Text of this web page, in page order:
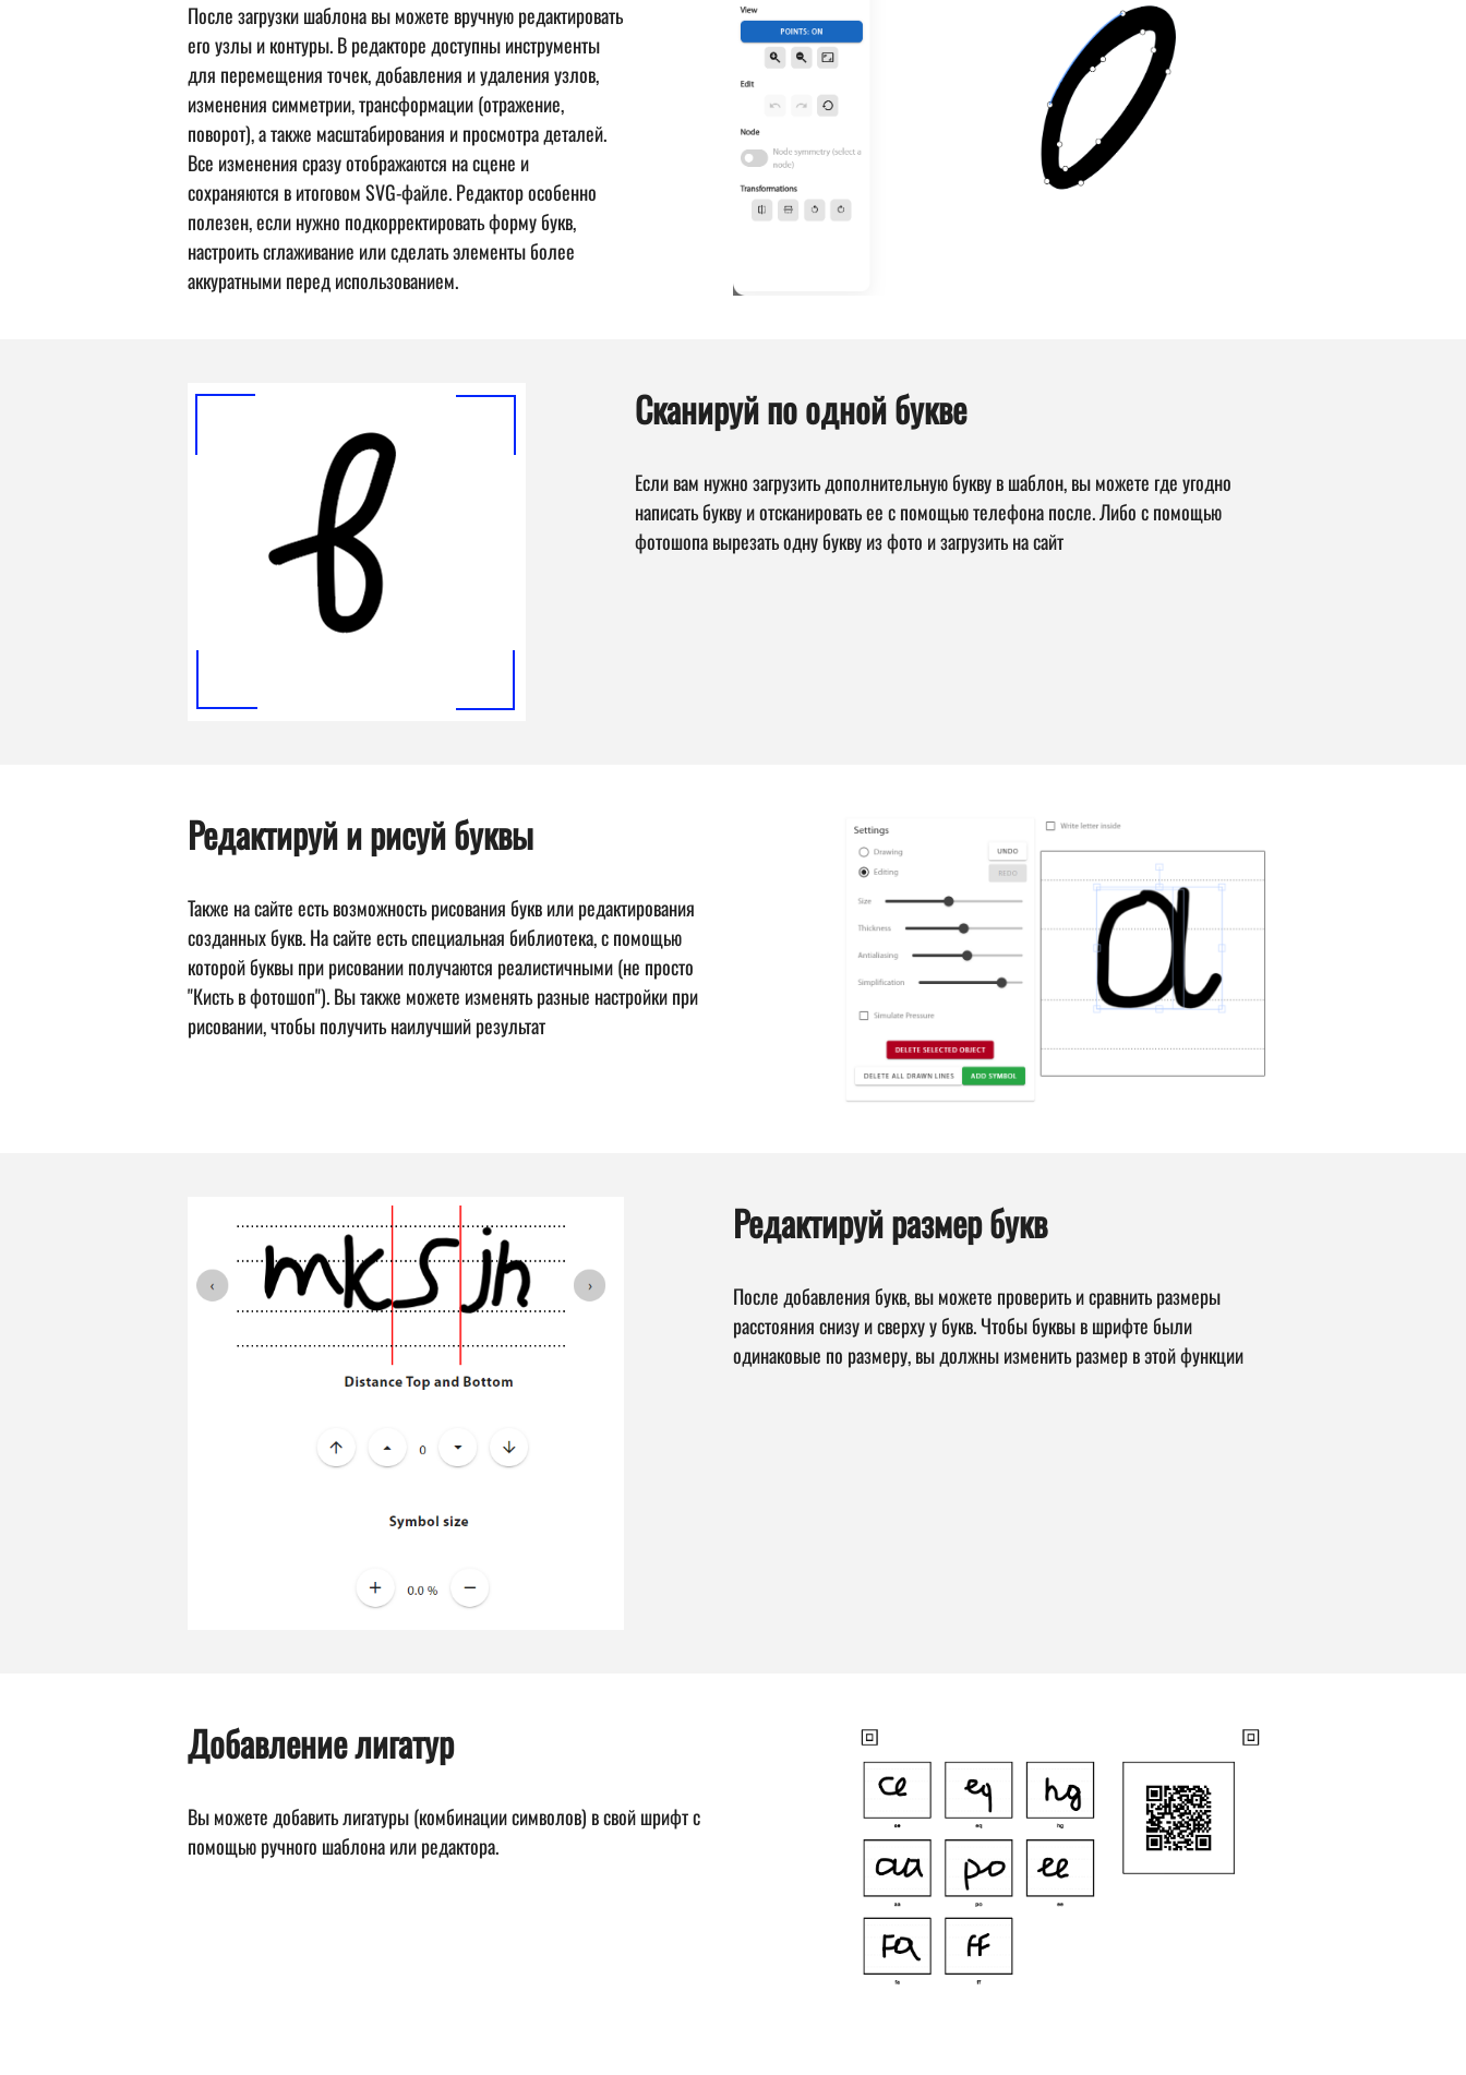
После загрузки шаблона вы можете вручную редактировать
его узлы и контуры. В редакторе доступны инструменты
для перемещения точек, добавления и удаления узлов,
изменения симметрии, трансформации (отражение,
поворот), а также масштабирования и просмотра деталей.
Все изменения сразу отображаются на сцене и
сохраняются в итоговом SVG-файле. Редактор особенно
полезен, если нужно подкорректировать форму букв,
настроить сглаживание или сделать элементы более
аккуратными перед использованием.
Сканируй по одной букве
Если вам нужно загрузить дополнительную букву в шаблон, вы можете где угодно
написать букву и отсканировать ее с помощью телефона после. Либо с помощью
фотошопа вырезать одну букву из фото и загрузить на сайт
Редактируй и рисуй буквы
Также на сайте есть возможность рисования букв или редактирования
созданных букв. На сайте есть специальная библиотека, с помощью
которой буквы при рисовании получаются реалистичными (не просто
"Кисть в фотошоп"). Вы также можете изменять разные настройки при
рисовании, чтобы получить наилучший результат
Редактируй размер букв
После добавления букв, вы можете проверить и сравнить размеры
расстояния снизу и сверху у букв. Чтобы буквы в шрифте были
одинаковые по размеру, вы должны изменить размер в этой функции
Добавление лигатур
Вы можете добавить лигатуры (комбинации символов) в свой шрифт с
помощью ручного шаблона или редактора.